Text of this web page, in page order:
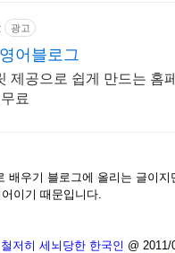
광고
어블로그
제공으로 쉽게 만드는 홈
료
배우기 블로그에 올리는 글이
이기 때문입니다.
저히 세뇌당한 한국인 @ 2011/